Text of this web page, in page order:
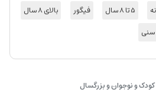
5 تا 8 سال فیگور
بالای 8 سال
سنی
کودک و نوجوان و بزرگسال